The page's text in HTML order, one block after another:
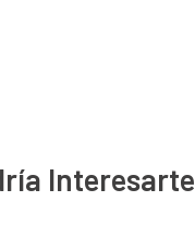
Interesarte